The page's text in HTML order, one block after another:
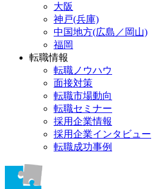
大阪
神戸(兵庫)
中国地方(広島／岡山)
福岡
転職情報
転職ノウハウ
面接対策
転職市場動向
転職セミナー
採用企業情報
採用企業インタビュー
転職成功事例